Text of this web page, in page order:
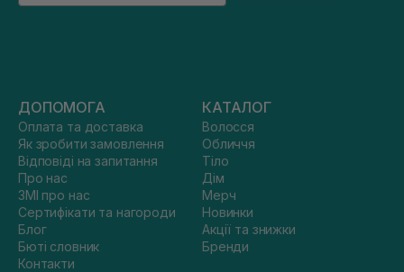
ДОПОМОГА
Оплата та доставка
Як зробити замовлення
Відповіді на запитання
Про нас
ЗМІ про нас
Сертифікати та нагороди
Блог
Бюті словник
Контакти
КАТАЛОГ
Волосся
Обличчя
Тіло
Дім
Мерч
Новинки
Акції та знижки
Бренди